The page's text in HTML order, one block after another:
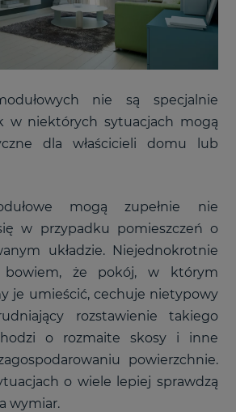
nie są specjalnie
w niektórych sytuacjach mogą
dla właścicieli domu lub
mogą zupełnie nie
w przypadku pomieszczeń o
układzie. Niejednokrotnie
bowiem, że pokój, w którym
je umieścić, cechuje nietypowy
rozstawienie takiego
o rozmaite skosy i inne
powierzchnie.
o wiele lepiej sprawdzą
wymiar.